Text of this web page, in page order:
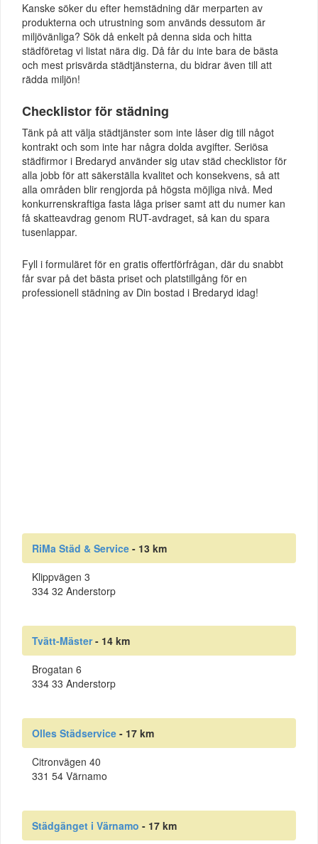
Kanske söker du efter hemstädning där merparten av
produkterna och utrustning som används dessutom är
miljövänliga? Sök då enkelt på denna sida och hitta
städföretag vi listat nära dig. Då får du inte bara de bästa
och mest prisvärda städtjänsterna, du bidrar även till att
rädda miljön!
Checklistor för städning
Tänk på att välja städtjänster som inte låser dig till något
kontrakt och som inte har några dolda avgifter. Seriösa
städfirmor i Bredaryd använder sig utav städ checklistor för
alla jobb för att säkerställa kvalitet och konsekvens, så att
alla områden blir rengjorda på högsta möjliga nivå. Med
konkurrenskraftiga fasta låga priser samt att du numer kan
få skatteavdrag genom RUT-avdraget, så kan du spara
tusenlappar.
Fyll i formuläret för en gratis offertförfrågan, där du snabbt
får svar på det bästa priset och platstillgång för en
professionell städning av Din bostad i Bredaryd idag!
RiMa Städ & Service - 13 km
Klippvägen 3
334 32 Anderstorp
Tvätt-Mäster- 14 km
Brogatan 6
334 33 Anderstorp
Olles Städservice - 17 km
Citronvägen 40
331 54 Värnamo
Städgänget i Värnamo - 17 km